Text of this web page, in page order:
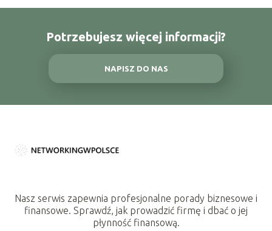
Potrzebujesz więcej informacji?
NAPISZ DO NAS
Nasz serwis zapewnia profesjonalne porady biznesowe i
finansowe. Sprawdź, jak prowadzić firmę i dbać o jej
płynność finansową.